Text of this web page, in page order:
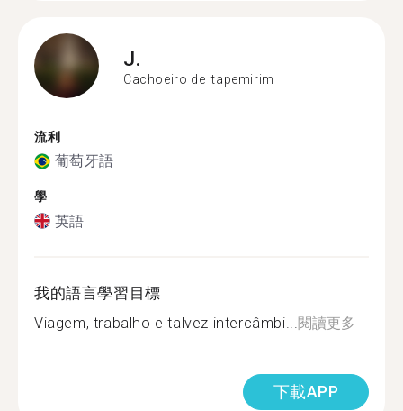
J.
Cachoeiro de Itapemirim
流利
葡萄牙語
學
英語
我的語言學習目標
Viagem, trabalho e talvez intercâmbi... 閱讀更多
下載APP